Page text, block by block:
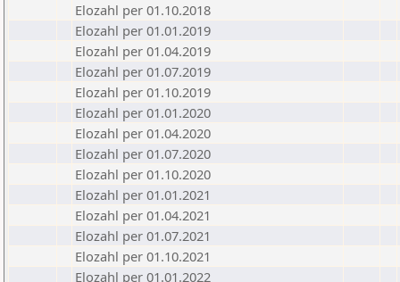
Elozahl per 01.10.2018
Elozahl per 01.01.2019
Elozahl per 01.04.2019
Elozahl per 01.07.2019
Elozahl per 01.10.2019
Elozahl per 01.01.2020
Elozahl per 01.04.2020
Elozahl per 01.07.2020
Elozahl per 01.10.2020
Elozahl per 01.01.2021
Elozahl per 01.04.2021
Elozahl per 01.07.2021
Elozahl per 01.10.2021
Elozahl per 01.01.2022